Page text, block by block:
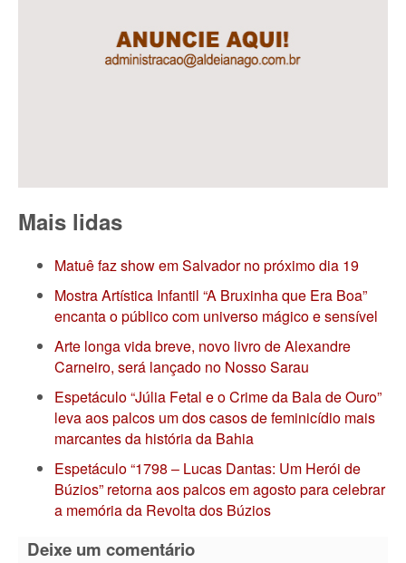
Mais lidas
Matuê faz show em Salvador no próximo dia 19
Mostra Artística Infantil “A Bruxinha que Era Boa”
encanta o público com universo mágico e sensível
Arte longa vida breve, novo livro de Alexandre
Carneiro, será lançado no Nosso Sarau
Espetáculo “Júlia Fetal e o Crime da Bala de Ouro”
leva aos palcos um dos casos de feminicídio mais
marcantes da história da Bahia
Espetáculo “1798 – Lucas Dantas: Um Herói de
Búzios” retorna aos palcos em agosto para celebrar
a memória da Revolta dos Búzios
Deixe um comentário